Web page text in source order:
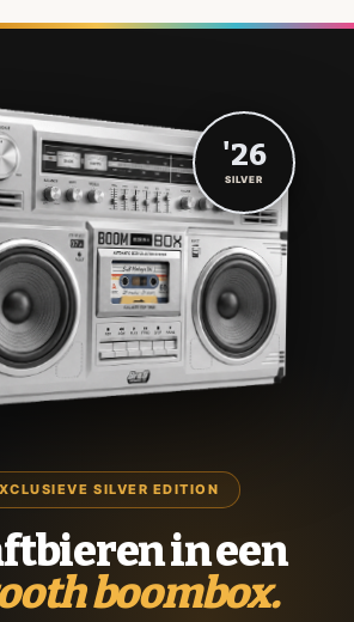
SILVER EDITION
in een
boombox.
'26
SILVER